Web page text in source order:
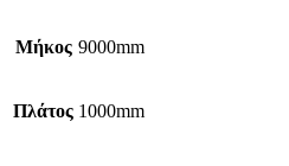
Μήκος 9000mm
Πλάτος 1000mm